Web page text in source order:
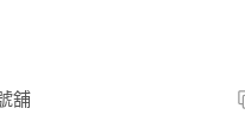
舖